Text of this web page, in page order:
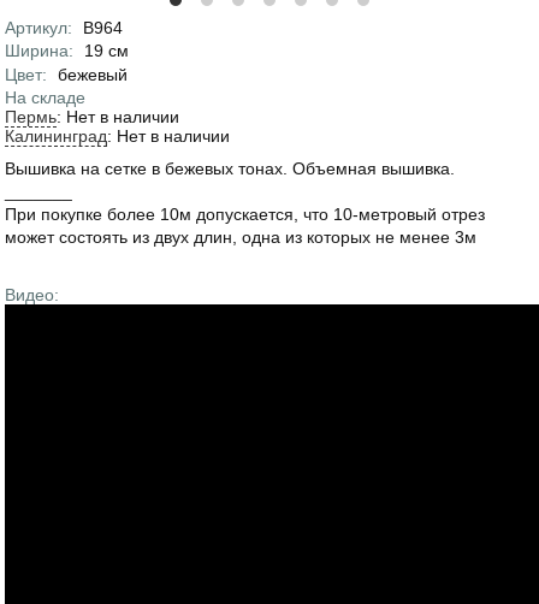
Артикул:
В964
Характеристики
Ширина: 19 см
Цвет:
бежевый
На складе
Пермь: Нет в наличии
Калининград: Нет в наличии
Вышивка на сетке в бежевых тонах. Объемная вышивка.
При покупке более 10м допускается, что 10-метровый отрез
может состоять из двух длин, одна из которых не менее 3м
Видео: